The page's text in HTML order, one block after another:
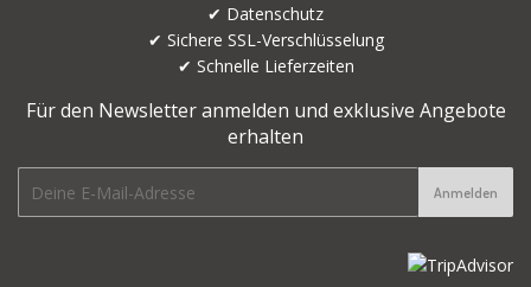
✔ Datenschutz
✔ Sichere SSL-Verschlüsselung
✔ Schnelle Lieferzeiten
Für den Newsletter anmelden und exklusive Angebote
erhalten
mail
Anmelden